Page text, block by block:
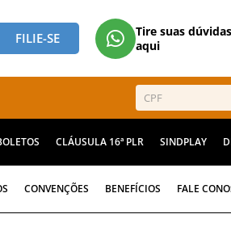
FILIE-SE
Tire suas dúvidas
aqui
CLÁUSULA 16ª PLR SINDPLAY
CONVENÇÕES BENEFÍCIOS FALE